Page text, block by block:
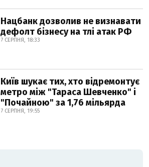
Нацбанк дозволив не визнавати
дефолт бізнесу на тлі атак РФ
7 СЕРПНЯ, 18:33
Київ шукає тих, хто відремонтує
метро між "Тараса Шевченко" і
"Почайною" за 1,76 мільярда
7 СЕРПНЯ, 19:55